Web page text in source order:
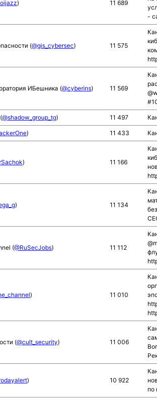
) 11 689
-
(@gis_cybersec) 11 575
ИБешника (@cyberins) 11 569
@shadow_group_tg) 11 497
) 11 433
) 11 166
) 11 134
(@RuSecJobs) 11 112
) 11 010
(@cult_security) 11 006
) 10 922
по